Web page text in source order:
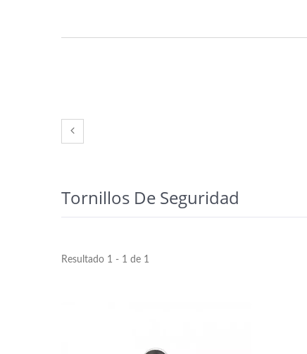
Tornillos De Seguridad
Resultado 1 - 1 de 1